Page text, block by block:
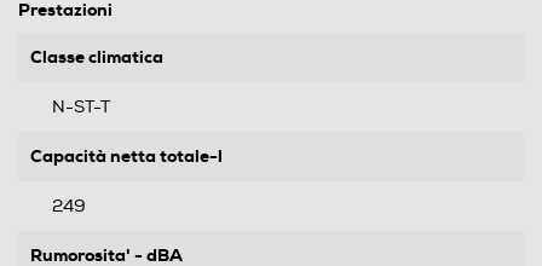
Prestazioni
Classe climatica
N-ST-T
Capacità netta totale-l
249
Rumorosita' - dBA